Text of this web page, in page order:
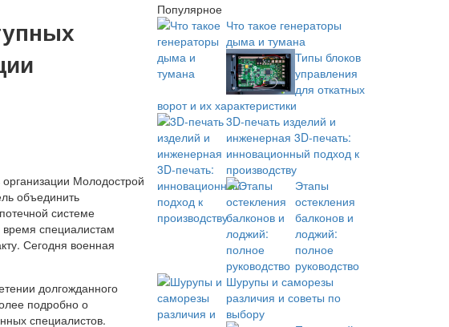
объединить
системе
специалистам
Сегодня военная
долгожданного
подробно о
специалистов.
Популярное
Что такое генераторы
дыма и тумана
Типы блоков
управления
для откатных
ворот и их характеристики
3D-печать изделий и
инженерная 3D-печать:
инновационный подход к
производству
Этапы
остекления
балконов и
лоджий:
полное
руководство
Шурупы и саморезы
различия и советы по
выбору